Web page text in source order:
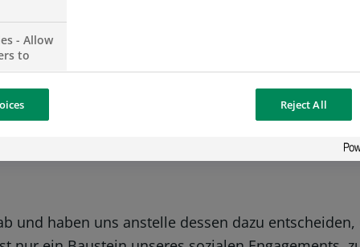
mit Familien, um nachhaltige Perspektiven zu
ein – ganz nach dem Leitbild „Kinder zuerst“.
für eine gerechtere Gesellschaft,“ sagt Pauline
von Kindern und Jugendlichen und die Stärkung
indem wir Chancengleichheit und soziale
und haben uns anstelle dessen dazu
- Allow
to
Reject All